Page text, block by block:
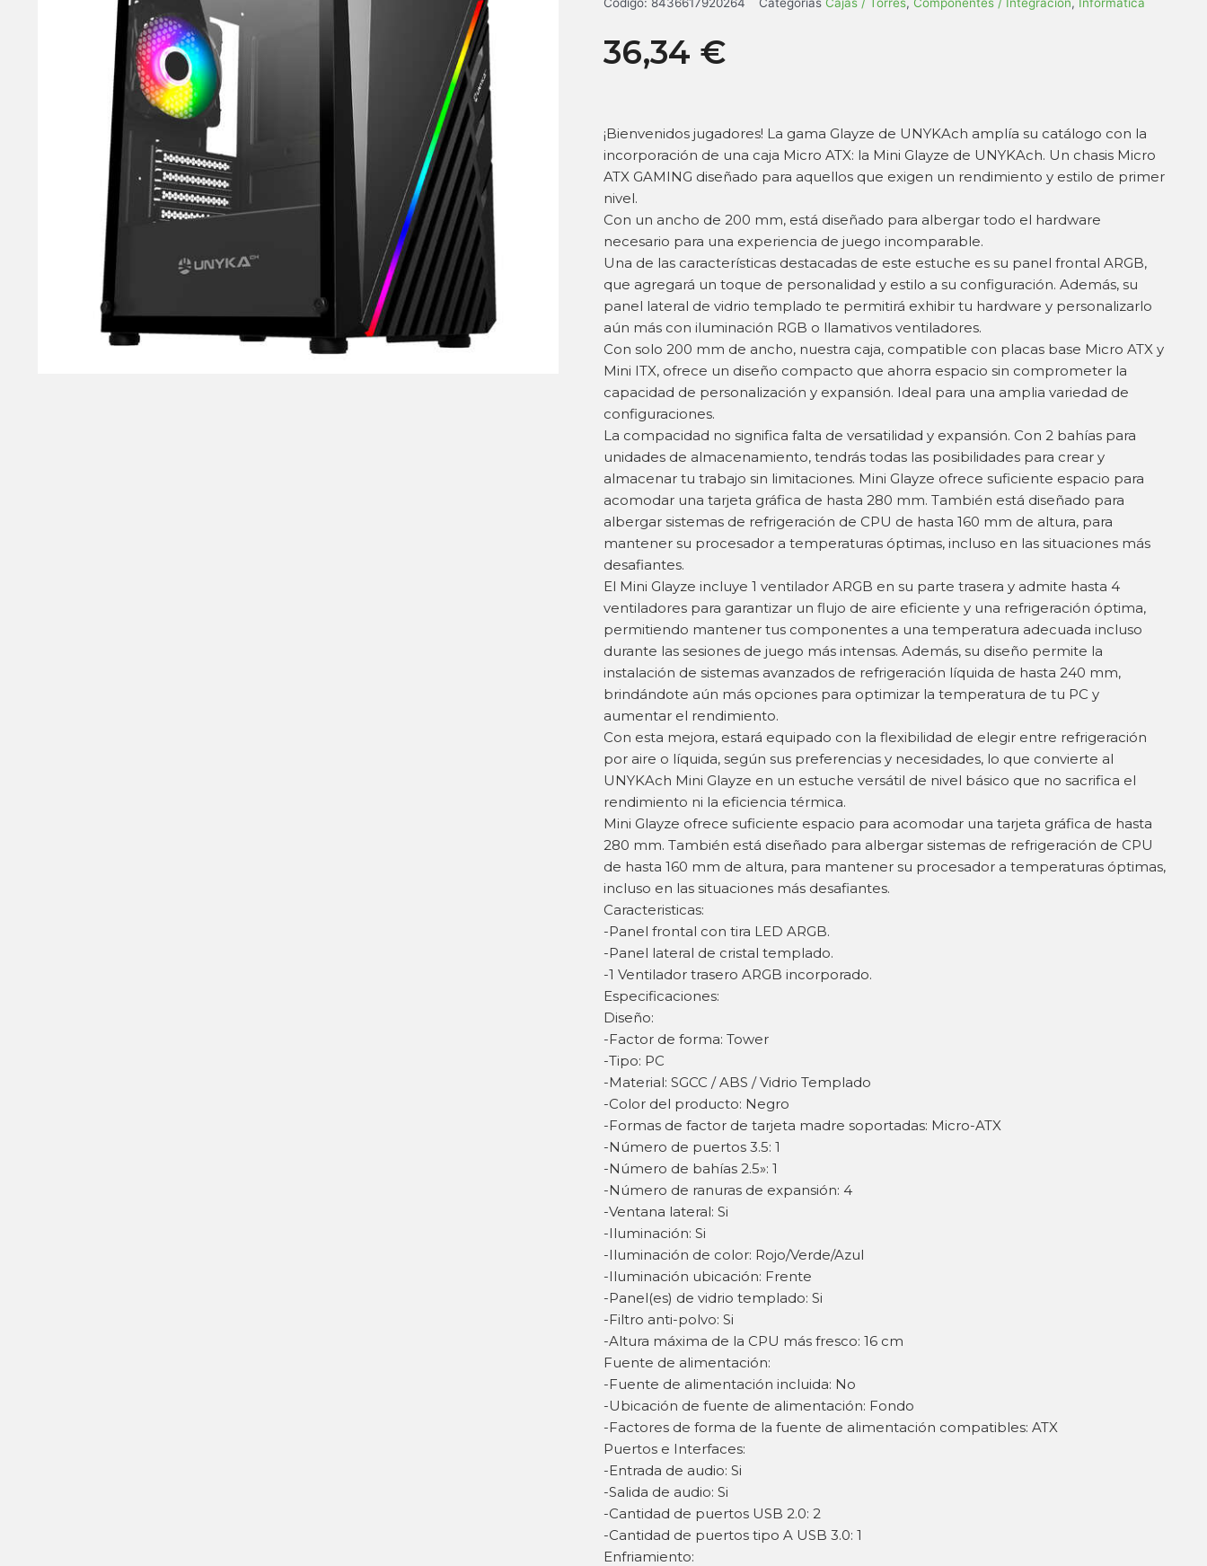
36,34 €
¡Bienvenidos jugadores! La gama Glayze de UNYKAch amplía su catálogo con la
incorporación de una caja Micro ATX: la Mini Glayze de UNYKAch. Un chasis Micro
ATX GAMING diseñado para aquellos que exigen un rendimiento y estilo de primer
nivel.
Con un ancho de 200 mm, está diseñado para albergar todo el hardware
necesario para una experiencia de juego incomparable.
Una de las características destacadas de este estuche es su panel frontal ARGB,
que agregará un toque de personalidad y estilo a su configuración. Además, su
panel lateral de vidrio templado te permitirá exhibir tu hardware y personalizarlo
aún más con iluminación RGB o llamativos ventiladores.
Con solo 200 mm de ancho, nuestra caja, compatible con placas base Micro ATX y
Mini ITX, ofrece un diseño compacto que ahorra espacio sin comprometer la
capacidad de personalización y expansión. Ideal para una amplia variedad de
configuraciones.
La compacidad no significa falta de versatilidad y expansión. Con 2 bahías para
unidades de almacenamiento, tendrás todas las posibilidades para crear y
almacenar tu trabajo sin limitaciones. Mini Glayze ofrece suficiente espacio para
acomodar una tarjeta gráfica de hasta 280 mm. También está diseñado para
albergar sistemas de refrigeración de CPU de hasta 160 mm de altura, para
mantener su procesador a temperaturas óptimas, incluso en las situaciones más
desafiantes.
El Mini Glayze incluye 1 ventilador ARGB en su parte trasera y admite hasta 4
ventiladores para garantizar un flujo de aire eficiente y una refrigeración óptima,
permitiendo mantener tus componentes a una temperatura adecuada incluso
durante las sesiones de juego más intensas. Además, su diseño permite la
instalación de sistemas avanzados de refrigeración líquida de hasta 240 mm,
brindándote aún más opciones para optimizar la temperatura de tu PC y
aumentar el rendimiento.
Con esta mejora, estará equipado con la flexibilidad de elegir entre refrigeración
por aire o líquida, según sus preferencias y necesidades, lo que convierte al
UNYKAch Mini Glayze en un estuche versátil de nivel básico que no sacrifica el
rendimiento ni la eficiencia térmica.
Mini Glayze ofrece suficiente espacio para acomodar una tarjeta gráfica de hasta
280 mm. También está diseñado para albergar sistemas de refrigeración de CPU
de hasta 160 mm de altura, para mantener su procesador a temperaturas óptimas,
incluso en las situaciones más desafiantes.
Caracteristicas:
-Panel frontal con tira LED ARGB.
-Panel lateral de cristal templado.
-1 Ventilador trasero ARGB incorporado.
Especificaciones:
Diseño:
-Factor de forma: Tower
-Tipo: PC
-Material: SGCC / ABS / Vidrio Templado
-Color del producto: Negro
-Formas de factor de tarjeta madre soportadas: Micro-ATX
-Número de puertos 3.5: 1
-Número de bahías 2.5»: 1
-Número de ranuras de expansión: 4
-Ventana lateral: Si
-Iluminación: Si
-Iluminación de color: Rojo/Verde/Azul
-Iluminación ubicación: Frente
-Panel(es) de vidrio templado: Si
-Filtro anti-polvo: Si
-Altura máxima de la CPU más fresco: 16 cm
Fuente de alimentación:
-Fuente de alimentación incluida: No
-Ubicación de fuente de alimentación: Fondo
-Factores de forma de la fuente de alimentación compatibles: ATX
Puertos e Interfaces:
-Entrada de audio: Si
-Salida de audio: Si
-Cantidad de puertos USB 2.0: 2
-Cantidad de puertos tipo A USB 3.0: 1
Enfriamiento: